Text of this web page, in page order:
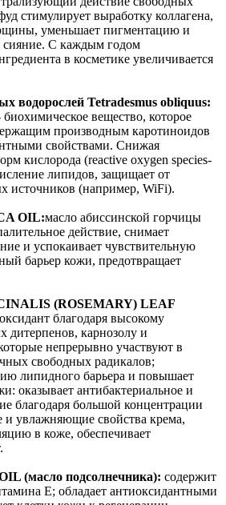
стимулирует выработку коллагена,
уменьшает пигментацию и
сияние. С каждым годом
в косметике увеличивается
водорослей Tetradesmus obliquus:
вещество, которое
производным каротиноидов
свойствами. Снижая
кислорода (reactive oxygen species-
липидов, защищает от
источников (например, WiFi).
OIL:масло абиссинской горчицы
действие, снимает
и успокаивает чувствительную
барьер кожи, предотвращает
(ROSEMARY) LEAF
благодаря высокому
карнозолу и
непрерывно участвуют в
свободных радикалов;
липидного барьера и повышает
оказывает антибактериальное и
благодаря большой концентрации
увлажняющие свойства крема,
в коже, обеспечивает
(масло подсолнечника): содержит
Е; обладает антиоксидантными